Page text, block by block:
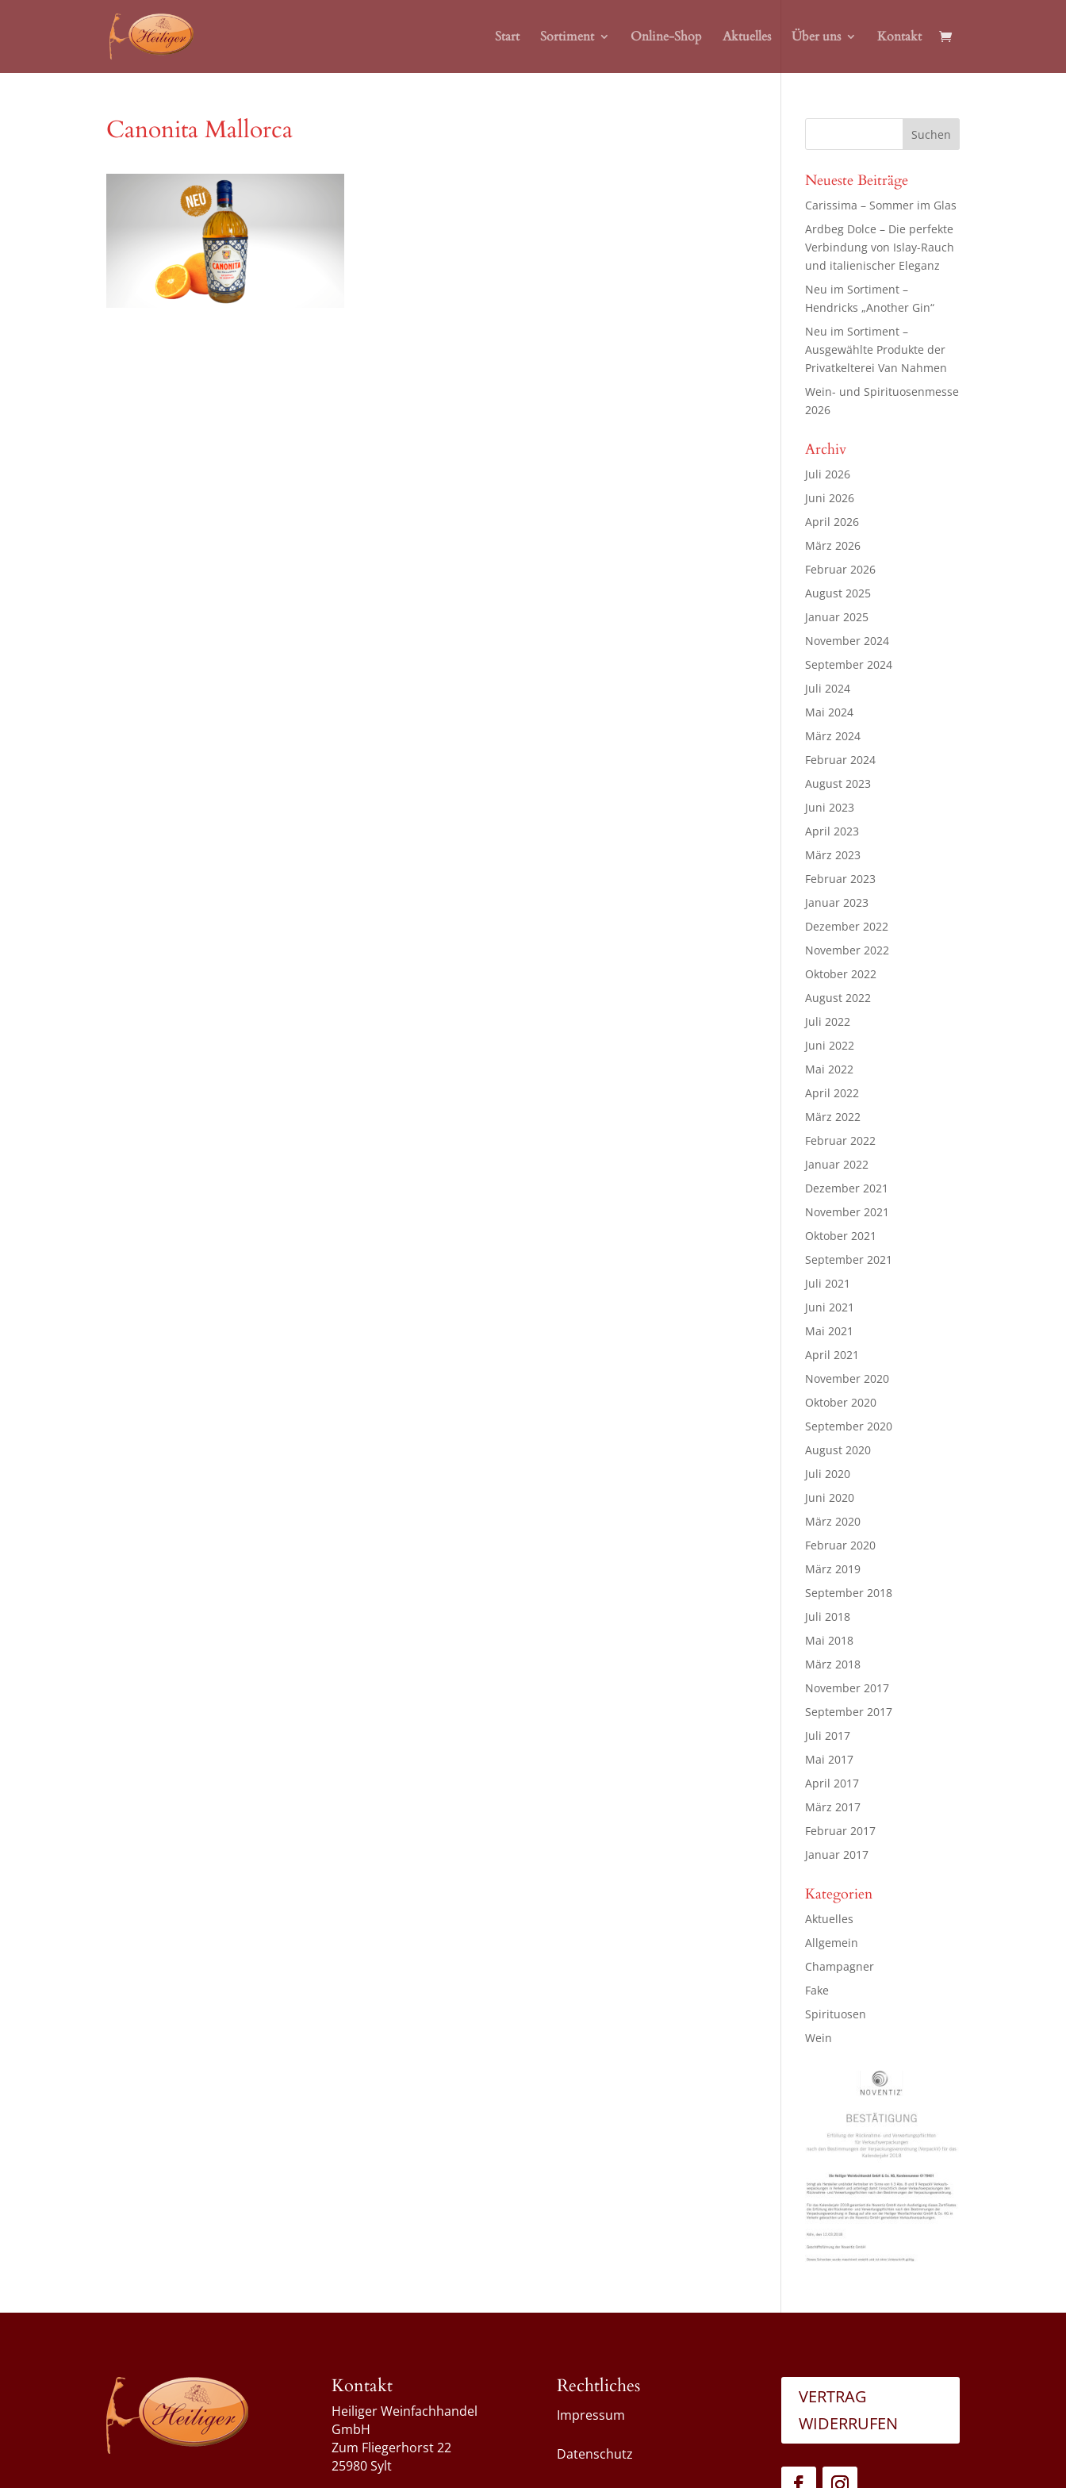
Start Sortiment Online-Shop Aktuelles Über uns Kontakt
Canonita Mallorca
Neueste Beiträge
Carissima – Sommer im Glas
Ardbeg Dolce – Die perfekte
Verbindung von Islay-Rauch
und italienischer Eleganz
Neu im Sortiment –
Hendricks „Another Gin“
Neu im Sortiment –
Ausgewählte Produkte der
Privatkelterei Van Nahmen
Wein- und Spirituosenmesse
2026
Archiv
Juli 2026
Juni 2026
April 2026
März 2026
Februar 2026
August 2025
Januar 2025
November 2024
September 2024
Juli 2024
Mai 2024
März 2024
Februar 2024
August 2023
Juni 2023
April 2023
März 2023
Februar 2023
Januar 2023
Dezember 2022
November 2022
Oktober 2022
August 2022
Juli 2022
Juni 2022
Mai 2022
April 2022
März 2022
Februar 2022
Januar 2022
Dezember 2021
November 2021
Oktober 2021
September 2021
Juli 2021
Juni 2021
Mai 2021
April 2021
November 2020
Oktober 2020
September 2020
August 2020
Juli 2020
Juni 2020
März 2020
Februar 2020
März 2019
September 2018
Juli 2018
Mai 2018
März 2018
November 2017
September 2017
Juli 2017
Mai 2017
April 2017
März 2017
Februar 2017
Januar 2017
Kategorien
Aktuelles
Allgemein
Champagner
Fake
Spirituosen
Wein
Kontakt
Heiliger Weinfachhandel
GmbH
Zum Fliegerhorst 22
25980 Sylt
Rechtliches
Impressum
Datenschutz
VERTRAG
WIDERRUFEN